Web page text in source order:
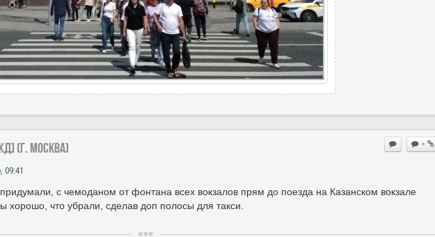
+
(г. Москва)
09:41
с чемоданом от фонтана всех вокзалов прям до поезда на Казанском вокзале
хорошо, что убрали, сделав доп полосы для такси.